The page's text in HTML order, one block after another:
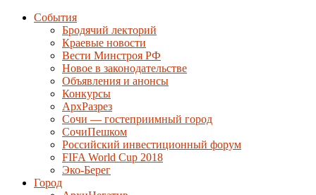
События
Бродячий лекторий
Краевые новости
Вести Минстроя РФ
Новое в законодательстве
Объявления и анонсы
Конкурсы
АрхРазрез
Сочи — гостеприимный город
СочиПешком
Российский инвестиционный форум
FIFA World Cup 2018
Эко-Берег
Город